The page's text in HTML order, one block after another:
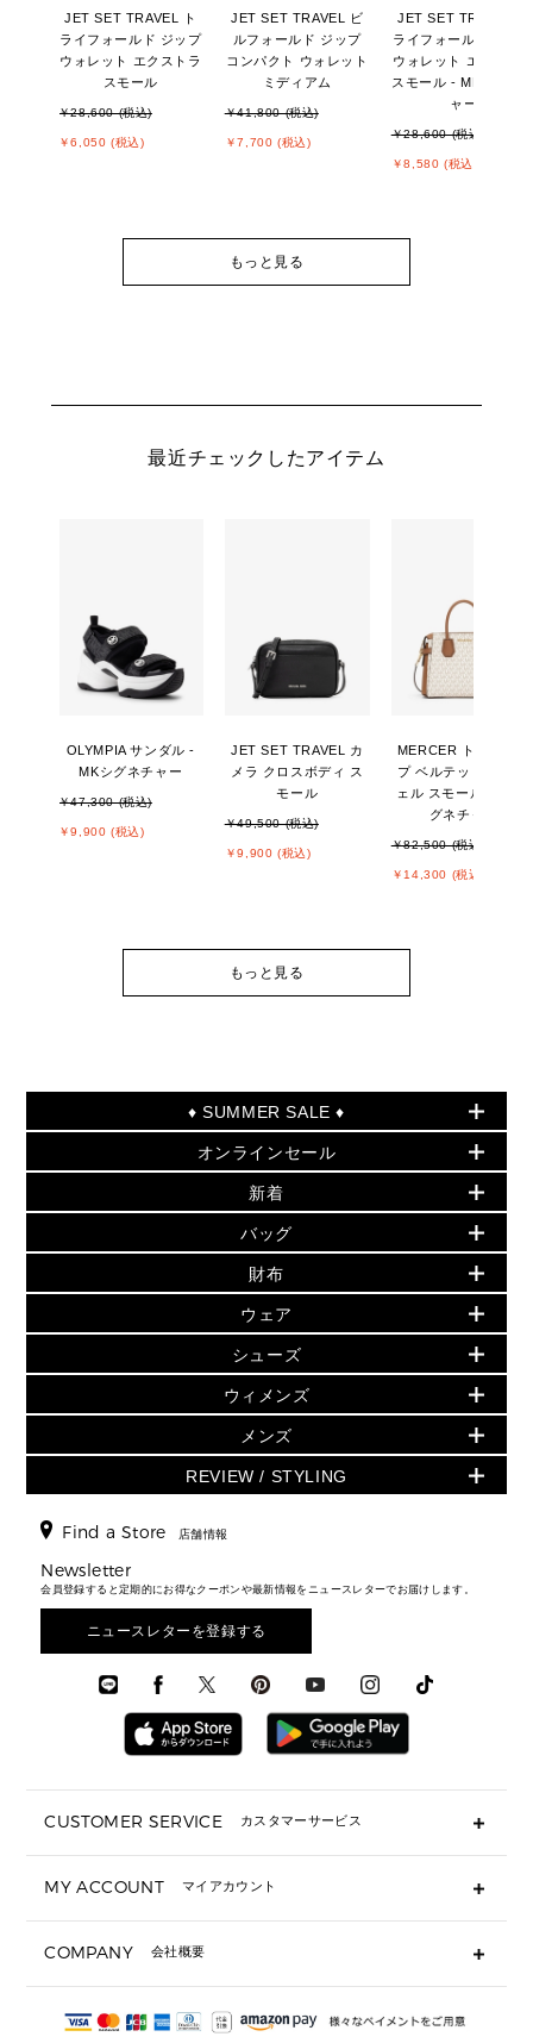
JET SET TRAVEL ト
ライフォールド ジップ
ウォレット エクストラ
スモール
￥28,600 (税込)
￥6,050 (税込)
JET SET TRAVEL ビ
ルフォールド ジップ
コンパクト ウォレット
ミディアム
￥41,800 (税込)
￥7,700 (税込)
JET SET TRAVEL ト
ライフォールド ジッ
ウォレット エクスト
スモール - MKシグネ
ャー
￥28,600 (税込)
￥8,580 (税込)
もっと見る
最近チェックしたアイテム
OLYMPIA サンダル -
MKシグネチャー
￥47,300 (税込)
￥9,900 (税込)
JET SET TRAVEL カ
メラ クロスボディ ス
モール
￥49,500 (税込)
￥9,900 (税込)
MERCER トップジッ
プ ベルテッド サッチ
ェル スモール - MKシ
グネチャー
￥82,500 (税込)
￥14,300 (税込)
もっと見る
♦ SUMMER SALE ♦
セールおすすめアイテム
▶ ウィメンズ
バッグ
小物
シューズ・靴
ウェア
アクセサリー
時計
▶ メンズ
バッグ
ウェア
アクセサリー
オンラインセール
PRODUCT OF THE MONTH - 今月の特別価格
再値下げアイテム
追加アイテム
▶ ウィメンズすべて(ウェア・シューズ除く)
バッグ
財布・小物
ウェア
シューズ
時計・ジュエリー
アクセサリー
メンズ バッグ
メンズ 財布・小物
メンズ シューズ
メンズ ウェア
メンズ 時計・その他
新着
夏のスタイル
▶ すべて
▶ ウィメンズすべて
財布・小物
アクセサリー
フレグランス
シューズ
▶ メンズすべて
メンズ財布・小物
メンズアクセサリー
メンズウェア
バッグ
人気の定番アイテム
日本限定 - バッグ
▶ ウィメンズすべて
トートバッグ
ショルダーバッグ
クロスボディ・斜め掛け
トラベル
3 IN 1 / 2 IN 1 バッグ
▶ メンズすべて
財布
日本限定 - 財布・小物
▶ ウィメンズすべて
GREENWICH
折り財布(二つ折り・三つ折り)
長財布
▶ メンズすべて
ウェア
▶ ウィメンズすべて
トップス
スカート・パンツ
ジャケット・アウター
▶ メンズすべて
シューズ
▶ ウィメンズすべて
サンダル
スニーカー
▶ メンズすべて
ウィメンズ
人気の定番アイテム
▶ ウィメンズすべて
▶ バッグすべて
通勤・通学アイテム
3 IN 1 バッグ
ミニ財布・フラグメントケース
▶ 小物すべて
定期ケース・カードケース・名刺入れ
スニーカー
メンズ
▶ メンズすべて
財布・小物
時計・ジュエリー
アクセサリー
REVIEW / STYLING
エディターレビュー
Find a Store 店舗情報
Newsletter
会員登録すると定期的にお得なクーポンや最新情報をニュースレターでお届けします。
ニュースレターを登録する
CUSTOMER SERVICE カスタマーサービス
ギフト用にラッピングができますか？
ショッピングバッグを購入商品分送ってもらえますか？
注文後に完了メールが受信できないのですが？
サイズ交換はできますか？
MY ACCOUNT マイアカウント
COMPANY 会社概要
会社概要